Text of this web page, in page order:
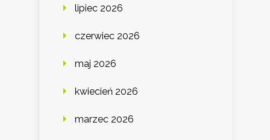
lipiec 2026
czerwiec 2026
maj 2026
kwiecień 2026
marzec 2026